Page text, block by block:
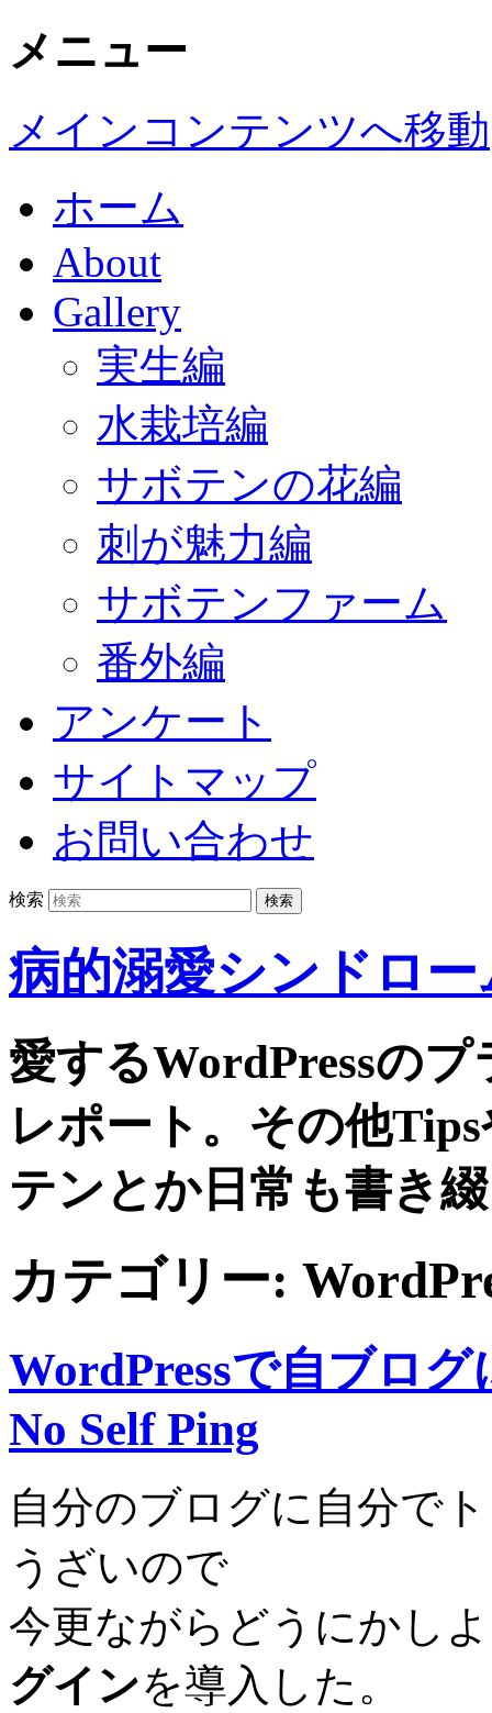
メニュー
メインコンテンツへ移動
ホーム
About
Gallery
実生編
水栽培編
サボテンの花編
刺が魅力編
サボテンファーム
番外編
アンケート
サイトマップ
お問い合わせ
検索
病的溺愛シンドロー
愛するWordPressの
レポート。その他
テンとか日常も書き
カテゴリー:
WordPressで自ブロ
No Self Ping
自分のブログに自分で
うざいので
今更ながらどうにかし
グインを導入した。